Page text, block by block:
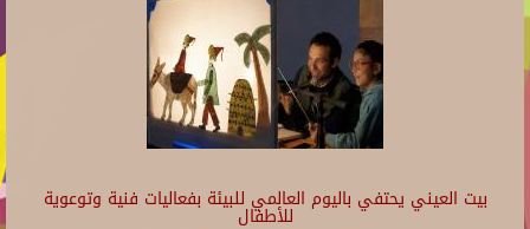
بيت العيني يحتفي باليوم العالمي للبيئة بفعاليات فنية وتوعوية
للأطفال